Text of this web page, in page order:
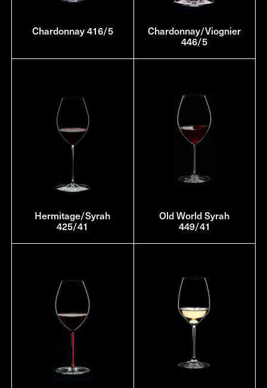
Chardonnay 416/5 Chardonnay/Viognier
446/5
Hermitage/Syrah
425/41
Old World Syrah
449/41